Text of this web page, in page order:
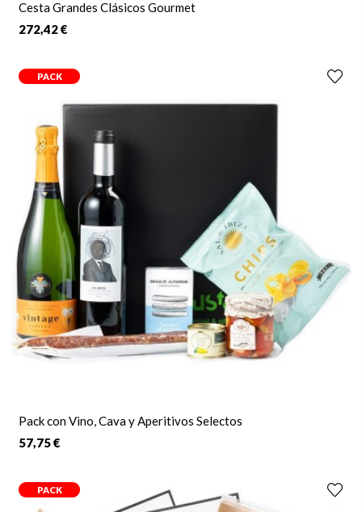
Cesta Grandes Clásicos Gourmet
272,42 €
PACK
Pack con Vino, Cava y Aperitivos Selectos
57,75 €
PACK